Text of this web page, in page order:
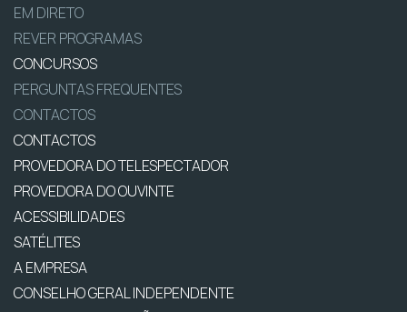
EM DIRETO
REVER PROGRAMAS
CONCURSOS
PERGUNTAS FREQUENTES
CONTACTOS
CONTACTOS
PROVEDORA DO TELESPECTADOR
PROVEDORA DO OUVINTE
ACESSIBILIDADES
SATÉLITES
A EMPRESA
CONSELHO GERAL INDEPENDENTE